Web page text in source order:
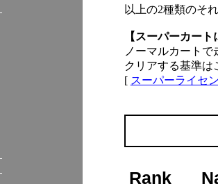
以上の2種類のそ
【スーパーカート
ノーマルカートで
クリアする基準は
[ スーパーライセ
Rank